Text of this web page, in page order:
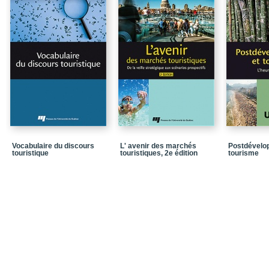
Chapitre 5. La
Chapitre 6. Le droit
Annexe 1. Un
Annexe 2. Des
l’accessibilité des
Table de la législation
Bibliographie
Vocabulaire du discours
touristique
L' avenir des marchés
touristiques, 2e édition
tourisme